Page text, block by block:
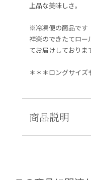
上品な美味しさ。
※冷凍便の商品です
祥楽のできたてロ
てお届けしておりま
＊＊＊ロングサイズ
商品説明